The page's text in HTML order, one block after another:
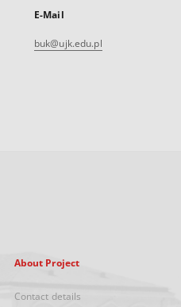
E-Mail
buk@ujk.edu.pl
About Project
Contact details